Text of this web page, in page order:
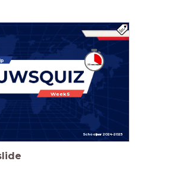
Week 5
Schooljaar 2024-2025